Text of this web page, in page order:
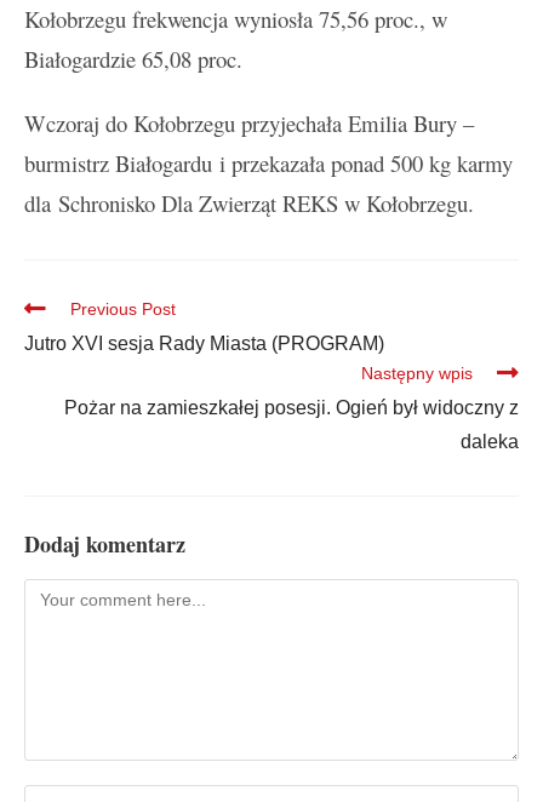
Kołobrzegu frekwencja wyniosła 75,56 proc., w
Białogardzie 65,08 proc.
Wczoraj do Kołobrzegu przyjechała Emilia Bury –
burmistrz Białogardu i przekazała ponad 500 kg karmy
dla Schronisko Dla Zwierząt REKS w Kołobrzegu.
Previous Post
Jutro XVI sesja Rady Miasta (PROGRAM)
Następny wpis
Pożar na zamieszkałej posesji. Ogień był widoczny z
daleka
Dodaj komentarz